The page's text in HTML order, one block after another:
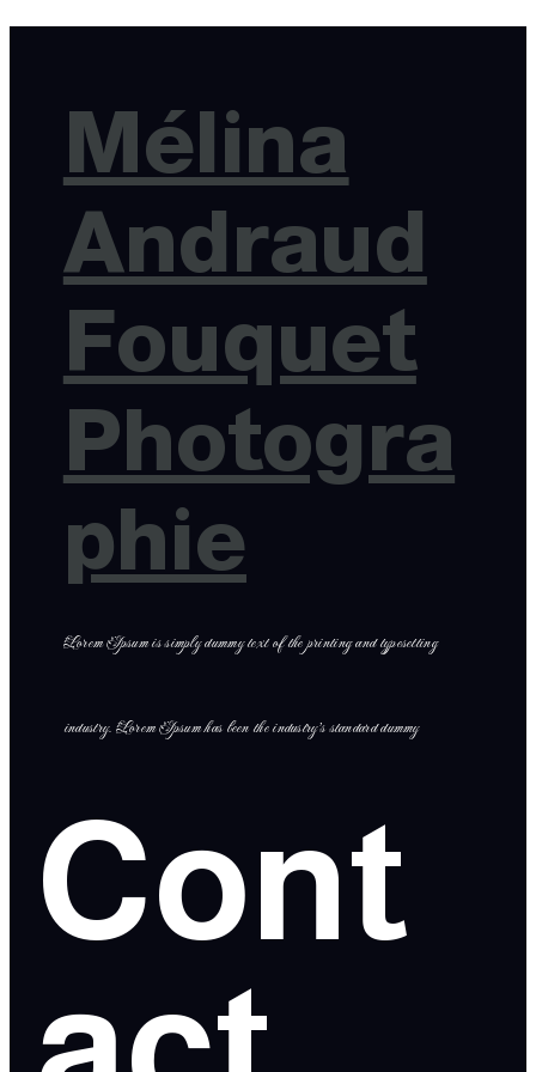
Mélina
Andraud
Fouquet
Photogra
phie
Lorem Ipsum is simply dummy text of the printing and typesetting
industry. Lorem Ipsum has been the industry’s standard dummy
Cont